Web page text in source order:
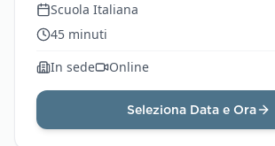
Scuola Italiana
45 minuti
In sede
Online
Seleziona Data e Ora